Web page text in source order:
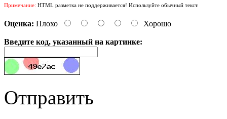
Примечание: HTML разметка не поддерживается! Используйте обычный текст.
Оценка: Плохо Хорошо
Введите код, указанный на картинке:
Отправить